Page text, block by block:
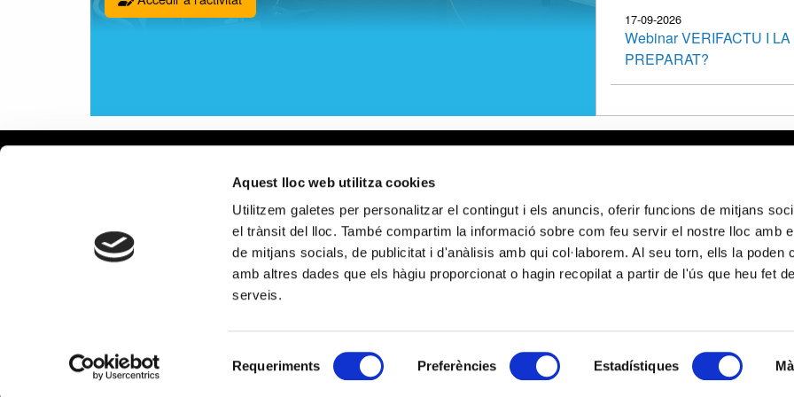
Aquest lloc web utilitza cookies
Utilitzem galetes per personalitzar el contingut i els anuncis, oferir funcions de mitjans
el trànsit del lloc. També compartim la informació sobre com feu servir el nostre lloc amb
de mitjans socials, de publicitat i d'anàlisis amb qui col·laborem. Al seu torn, ells la poden
amb altres dades que els hàgiu proporcionat o hagin recopilat a partir de l'ús que heu fet
serveis.
de
Requeriments Preferències Estadístiques
17-09-2026
Webinar VERIFACTU I
PREPARAT?
Política de privacitat
Política de cookies
Política de privacitat en
xarxes socials
Delegació
Delegació
Delegació
PROGRAMA KIT DIGITAL COFINANÇAT PELS FONS NEXT GENERATION (EU) DEL MECANISME DE